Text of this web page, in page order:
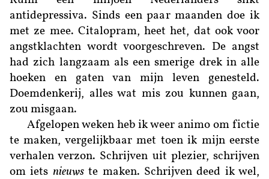
antidepressiva. Sinds een paar maanden doe ik
met ze mee. Citalopram, heet het, dat ook voor
angstklachten wordt voorgeschreven. De angst
had zich langzaam als een smerige drek in alle
hoeken en gaten van mijn leven genesteld.
Doemdenkerij, alles wat mis zou kunnen gaan,
zou misgaan.
Afgelopen weken heb ik weer animo om fictie
te maken, vergelijkbaar met toen ik mijn eerste
verhalen verzon. Schrijven uit plezier, schrijven
om iets nieuws te maken. Schrijven deed ik wel,